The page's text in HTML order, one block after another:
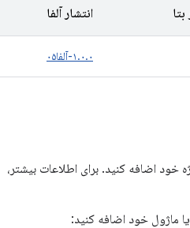
بتا انتشار آلفا
۱.۰.۰-آلفا۰۵
یا ماژول خود اضافه کنید: